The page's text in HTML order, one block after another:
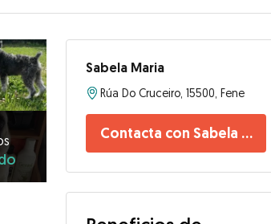
Sabela Maria
Rúa Do Cruceiro, 15500, Fene
Contacta con Sabela Maria